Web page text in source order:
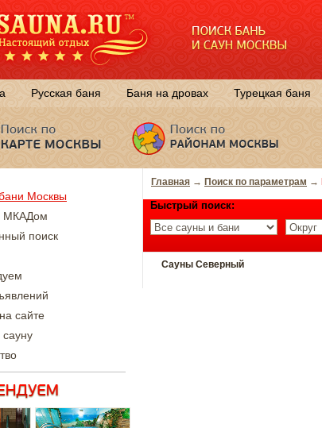
Русская баня Баня на дровах Турецкая баня
Главная → Поиск по параметрам →
Быстрый поиск:
Сауны Северный
Москвы
МКАДом
поиск
сайте
сауну